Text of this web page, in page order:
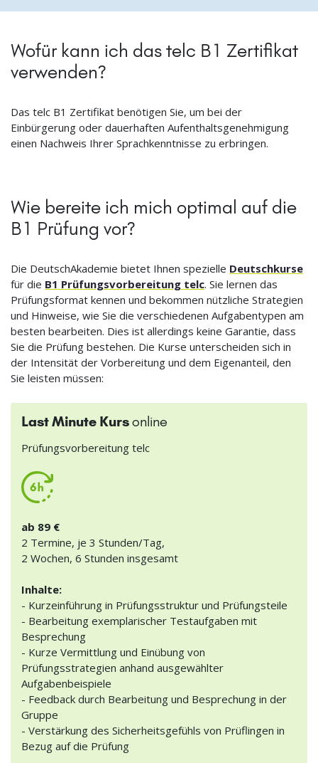
Wofür kann ich das telc B1 Zertifikat
verwenden?
Das telc B1 Zertifikat benötigen Sie, um bei der
Einbürgerung oder dauerhaften Aufenthaltsgenehmigung
einen Nachweis Ihrer Sprachkenntnisse zu erbringen.
Wie bereite ich mich optimal auf die
B1 Prüfung vor?
Die DeutschAkademie bietet Ihnen spezielle Deutschkurse
für die B1 Prüfungsvorbereitung telc. Sie lernen das
Prüfungsformat kennen und bekommen nützliche Strategien
und Hinweise, wie Sie die verschiedenen Aufgabentypen am
besten bearbeiten. Dies ist allerdings keine Garantie, dass
Sie die Prüfung bestehen. Die Kurse unterscheiden sich in
der Intensität der Vorbereitung und dem Eigenanteil, den
Sie leisten müssen:
Last Minute Kursonline
Prüfungsvorbereitung telc
ab 89 €
2 Termine, je 3 Stunden/Tag,
2 Wochen, 6 Stunden insgesamt
Inhalte:
- Kurzeinführung in Prüfungsstruktur und Prüfungsteile
- Bearbeitung exemplarischer Testaufgaben mit
Besprechung
- Kurze Vermittlung und Einübung von
Prüfungsstrategien anhand ausgewählter
Aufgabenbeispiele
- Feedback durch Bearbeitung und Besprechung in der
Gruppe
- Verstärkung des Sicherheitsgefühls von Prüflingen in
Bezug auf die Prüfung